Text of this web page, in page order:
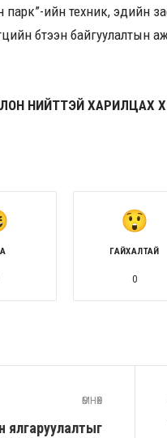
ийн техник, эдийн
бүтээн байгуулалтын
НИЙТТЭЙ ХАРИЛЦАХ
ГАЙХАЛТАЙ
0
ӨМНӨХ
ялгаруулалтыг